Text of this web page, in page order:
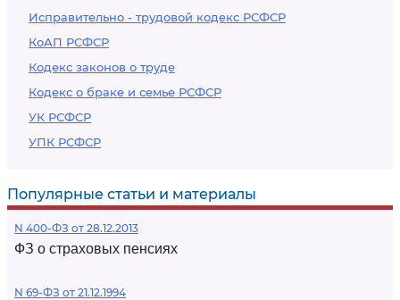
Исправительно - трудовой кодекс РСФСР
КоАП РСФСР
Кодекс законов о труде
Кодекс о браке и семье РСФСР
УК РСФСР
УПК РСФСР
Популярные статьи и материалы
N 400-ФЗ от 28.12.2013
ФЗ о страховых пенсиях
N 69-ФЗ от 21.12.1994